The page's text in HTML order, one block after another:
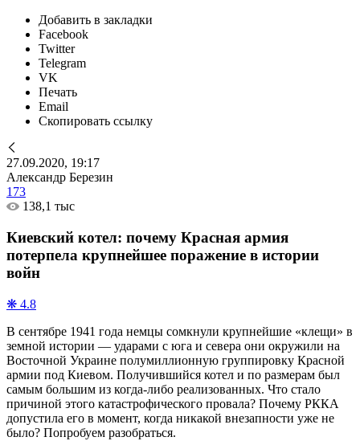
Добавить в закладки
Facebook
Twitter
Telegram
VK
Печать
Email
Скопировать ссылку
27.09.2020, 19:17
Александр Березин
173
138,1 тыс
Киевский котел: почему Красная армия
потерпела крупнейшее поражение в истории
войн
❋ 4.8
В сентябре 1941 года немцы сомкнули крупнейшие «клещи» в
земной истории — ударами с юга и севера они окружили на
Восточной Украине полумиллионную группировку Красной
армии под Киевом. Получившийся котел и по размерам был
самым большим из когда-либо реализованных. Что стало
причиной этого катастрофического провала? Почему РККА
допустила его в момент, когда никакой внезапности уже не
было? Попробуем разобраться.